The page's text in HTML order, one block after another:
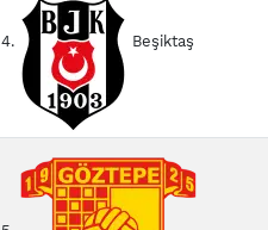
4. Beşiktaş